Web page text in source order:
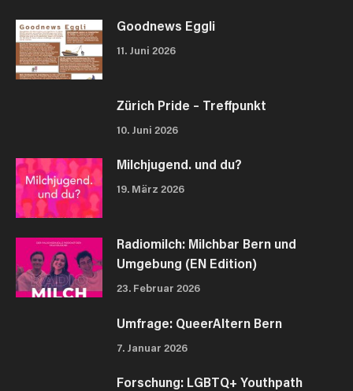
Goodnews Eggli
11. Juni 2026
Zürich Pride – Treffpunkt
10. Juni 2026
Milchjugend. und du?
19. März 2026
Radiomilch: Milchbar Bern und
Umgebung (EN Edition)
23. Februar 2026
Umfrage: QueerAltern Bern
7. Januar 2026
Forschung: LGBTQ+ Youthpath